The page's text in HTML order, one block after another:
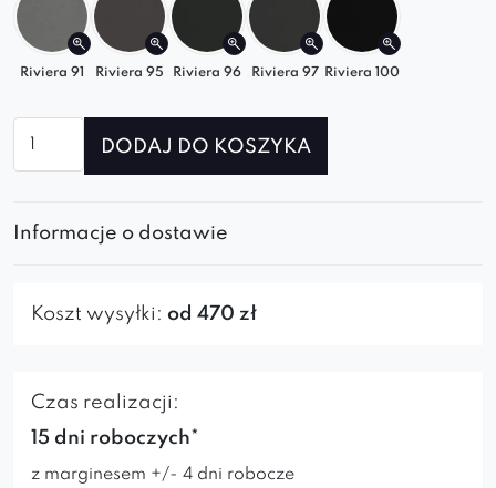
wybierz sofę
Lorella SL3+SP2
i ciesz się
designem oraz komfortem klasy premium
każdego dnia.
Riviera 91 Riviera 95 Riviera 96 Riviera 97 Riviera 100
Sofa
DODAJ DO KOSZYKA
Informacje o dostawie
Koszt wysyłki: od 470 zł
Czas realizacji:
15 dni roboczych*
z marginesem +/- 4 dni robocze